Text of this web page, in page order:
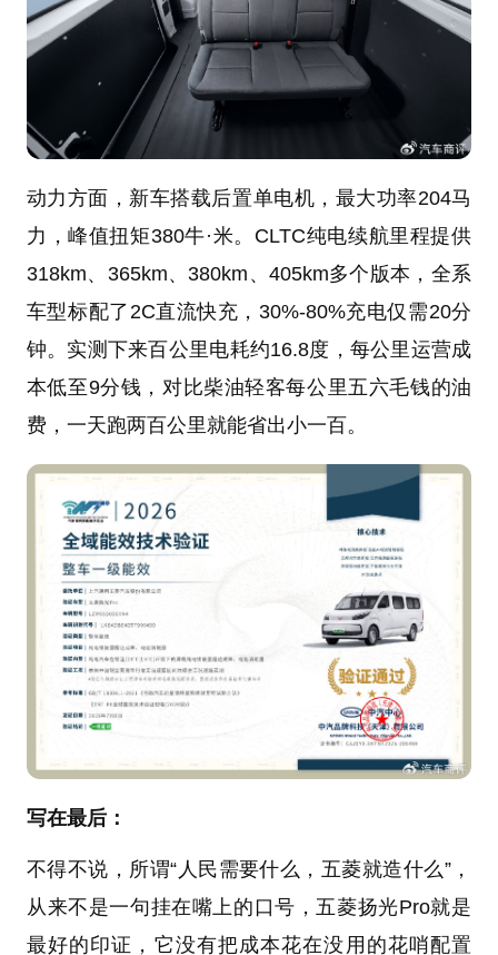
动力方面，新车搭载后置单电机，最大功率204马
力，峰值扭矩380牛·米。CLTC纯电续航里程提供
318km、365km、380km、405km多个版本，全系
车型标配了2C直流快充，30%-80%充电仅需20分
钟。实测下来百公里电耗约16.8度，每公里运营成
本低至9分钱，对比柴油轻客每公里五六毛钱的油
费，一天跑两百公里就能省出小一百。
写在最后：
不得不说，所谓“人民需要什么，五菱就造什么”，
从来不是一句挂在嘴上的口号，五菱扬光Pro就是
最好的印证，它没有把成本花在没用的花哨配置